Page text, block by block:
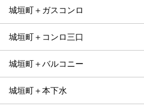
城垣町＋ガスコンロ
城垣町＋コンロ三口
城垣町＋バルコニー
城垣町＋本下水